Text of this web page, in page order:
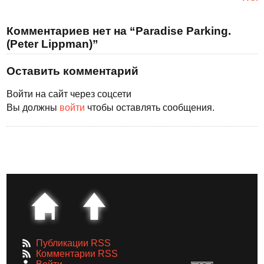
Комментариев нет на “Paradise Parking.
(Peter Lippman)”
Оставить комментарий
Войти на сайт через соцсети
Вы должны войти чтобы оставлять сообщения.
Публикации RSS
Комментарии RSS